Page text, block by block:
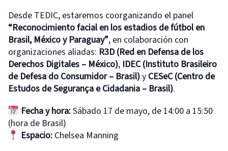
Desde TEDIC, estaremos coorganizando el panel
“Reconocimiento facial en los estadios de fútbol en
Brasil, México y Paraguay”, en colaboración con
organizaciones aliadas: R3D (Red en Defensa de los
Derechos Digitales – México), IDEC (Instituto Brasileiro
de Defesa do Consumidor – Brasil)y CESeC (Centro de
Estudos de Segurança e Cidadania – Brasil).
Fecha y hora:Sábado 17 de mayo, de 14:00 a 15:50
(hora de Brasil)
Espacio:Chelsea Manning